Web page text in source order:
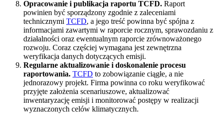
Opracowanie i publikacja raportu TCFD. Raport
powinien być sporządzony zgodnie z zaleceniami
technicznymi TCFD, a jego treść powinna być spójna z
informacjami zawartymi w raporcie rocznym, sprawozdaniu z
działalności oraz ewentualnym raporcie zrównoważonego
rozwoju. Coraz częściej wymagana jest zewnętrzna
weryfikacja danych dotyczących emisji.
Regularne aktualizowanie i doskonalenie procesu
raportowania. TCFD to zobowiązanie ciągłe, a nie
jednorazowy projekt. Firma powinna co roku weryfikować
przyjęte założenia scenariuszowe, aktualizować
inwentaryzację emisji i monitorować postępy w realizacji
wyznaczonych celów klimatycznych.